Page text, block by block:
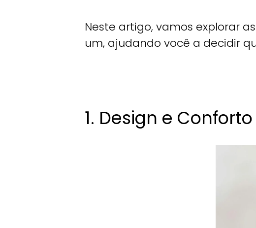
Neste artigo, vamos explorar
um, ajudando você a decidir
1. Design e Conforto